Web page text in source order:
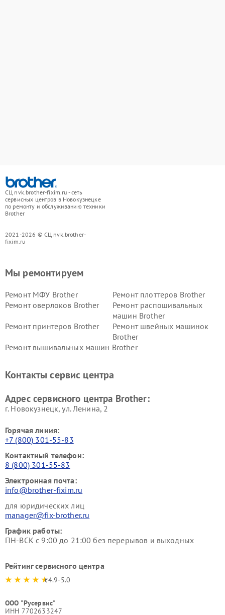
СЦ nvk.brother-fixim.ru - сеть
сервисных центров в Новокузнецке
по ремонту и обслуживанию техники
Brother
2021-2026 © СЦ nvk.brother-
fixim.ru
Мы ремонтируем
Ремонт МФУ Brother
Ремонт плоттеров Brother
Ремонт оверлоков Brother
Ремонт распошивальных
машин Brother
Ремонт принтеров Brother
Ремонт швейных машинок
Brother
Ремонт вышивальных машин Brother
Контакты сервис центра
Адрес сервисного центра Brother:
г. Новокузнецк, ул. Ленина, 2
Горячая линия:
+7 (800) 301-55-83
Контактный телефон:
8 (800) 301-55-83
Электронная почта:
info@brother-fixim.ru
для юридических лиц
manager@fix-brother.ru
График работы:
ПН-ВСК с 9:00 до 21:00 без перерывов и выходных
Рейтинг сервисного центра
4.9-5.0
ООО "Русервис"
ИНН 7702633247